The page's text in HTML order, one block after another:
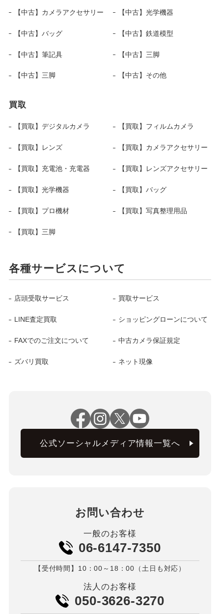
【中古】カメラアクセサリー 【中古】光学機器
【中古】バッグ 【中古】鉄道模型
【中古】筆記具 【中古】三脚
【中古】三脚 【中古】その他
買取
【買取】デジタルカメラ 【買取】フィルムカメラ
【買取】レンズ 【買取】カメラアクセサリー
【買取】充電池・充電器 【買取】レンズアクセサリー
【買取】光学機器 【買取】バッグ
【買取】プロ機材 【買取】写真整理用品
【買取】三脚
各種サービスについて
店頭受取サービス 買取サービス
LINE査定買取 ショッピングローンについて
FAXでのご注文について 中古カメラ保証規定
ズバリ買取 ネット現像
公式ソーシャルメディア情報一覧へ
お問い合わせ
一般のお客様
06-6147-7350
【受付時間】10：00～18：00（土日も対応）
法人のお客様
050-3626-3270